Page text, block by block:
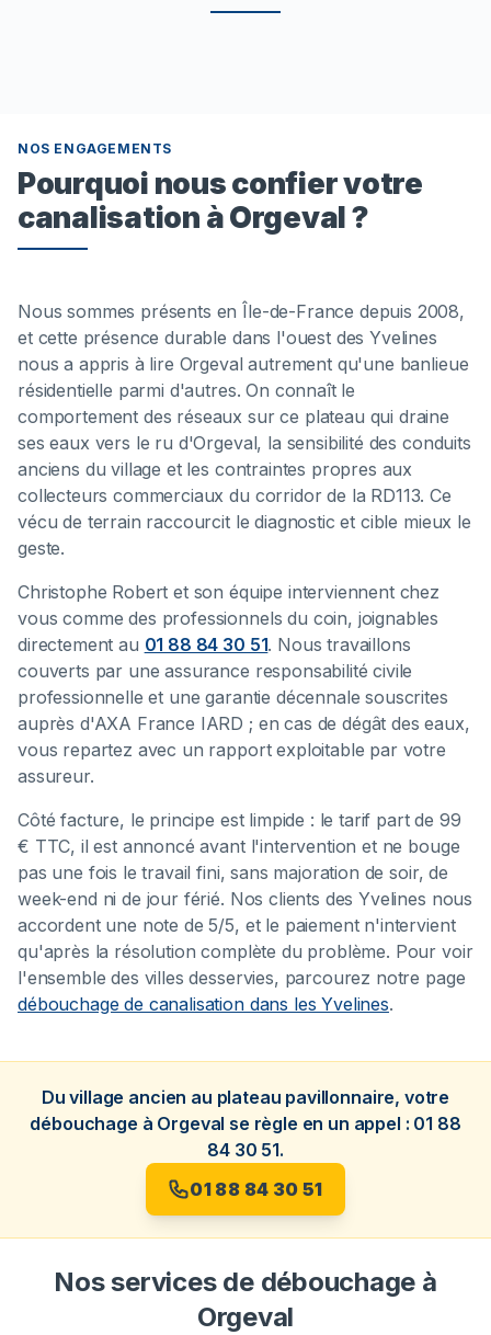
NOS ENGAGEMENTS
Pourquoi nous confier votre
canalisation à Orgeval ?
Nous sommes présents en Île-de-France depuis 2008,
et cette présence durable dans l'ouest des Yvelines
nous a appris à lire Orgeval autrement qu'une banlieue
résidentielle parmi d'autres. On connaît le
comportement des réseaux sur ce plateau qui draine
ses eaux vers le ru d'Orgeval, la sensibilité des conduits
anciens du village et les contraintes propres aux
collecteurs commerciaux du corridor de la RD113. Ce
vécu de terrain raccourcit le diagnostic et cible mieux le
geste.
Christophe Robert et son équipe interviennent chez
vous comme des professionnels du coin, joignables
directement au 01 88 84 30 51. Nous travaillons
couverts par une assurance responsabilité civile
professionnelle et une garantie décennale souscrites
auprès d'AXA France IARD ; en cas de dégât des eaux,
vous repartez avec un rapport exploitable par votre
assureur.
Côté facture, le principe est limpide : le tarif part de 99
€ TTC, il est annoncé avant l'intervention et ne bouge
pas une fois le travail fini, sans majoration de soir, de
week-end ni de jour férié. Nos clients des Yvelines nous
accordent une note de 5/5, et le paiement n'intervient
qu'après la résolution complète du problème. Pour voir
l'ensemble des villes desservies, parcourez notre page
débouchage de canalisation dans les Yvelines.
Du village ancien au plateau pavillonnaire, votre
débouchage à Orgeval se règle en un appel : 01 88
84 30 51.
01 88 84 30 51
Nos services de débouchage à
Orgeval